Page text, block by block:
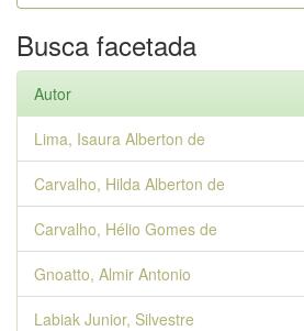
Busca facetada
Autor
Lima, Isaura Alberton de
Carvalho, Hilda Alberton de
Carvalho, Hélio Gomes de
Gnoatto, Almir Antonio
Labiak Junior, Silvestre